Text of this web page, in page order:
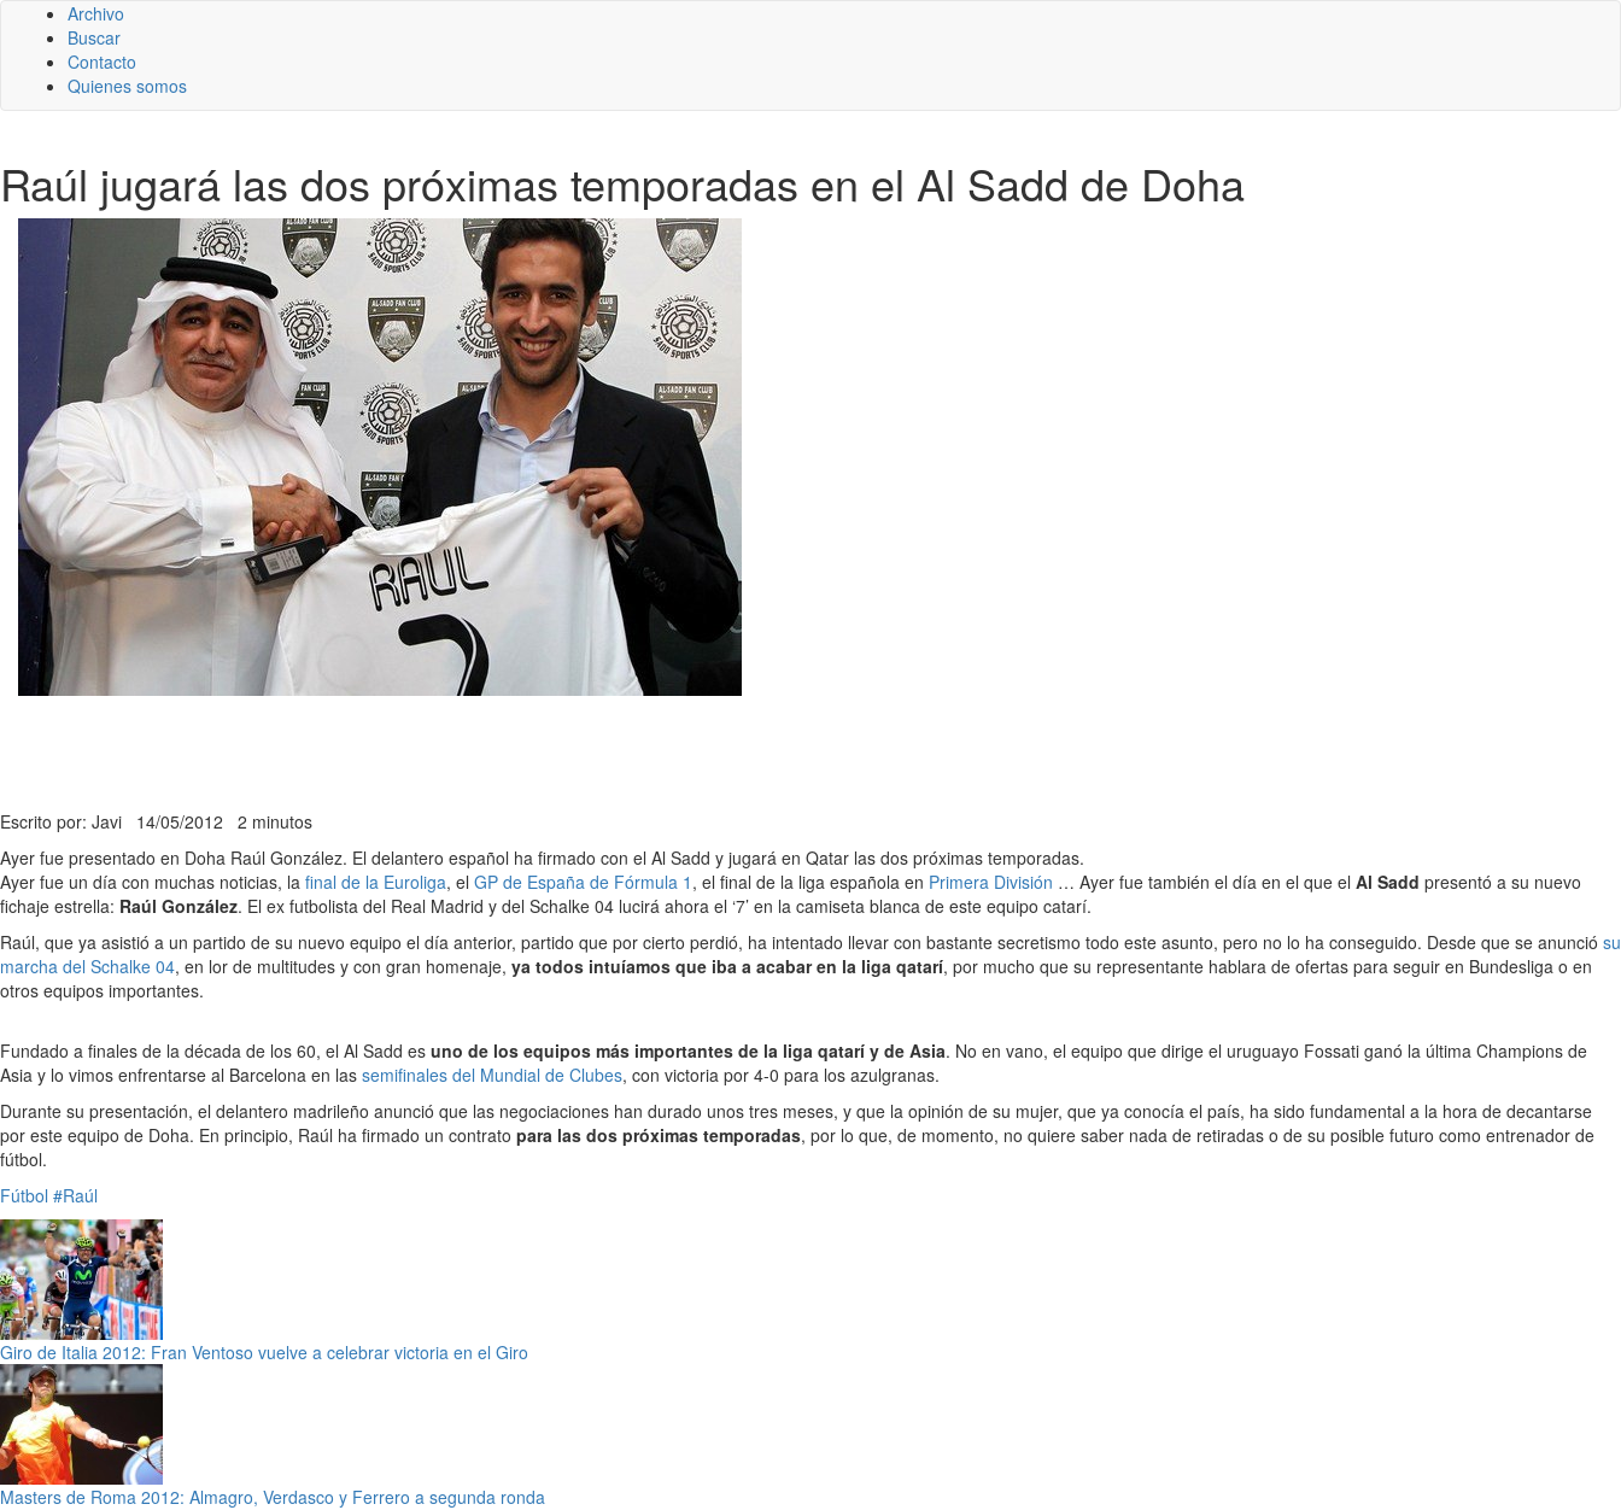
Archivo
Buscar
Contacto
Quienes somos
Raúl jugará las dos próximas temporadas en el Al Sadd de Doha
Escrito por: Javi 14/05/2012 2 minutos
Ayer fue presentado en Doha Raúl González. El delantero español ha firmado con el Al Sadd y jugará en Qatar las dos próximas temporadas.
Ayer fue un día con muchas noticias, la final de la Euroliga, el GP de España de Fórmula 1 , el final de la liga española en Primera División … Ayer fue también el día en el que el Al Sadd presentó a su nuevo
fichaje estrella: Raúl González. El ex futbolista del Real Madrid y del Schalke 04 lucirá ahora el ‘7’ en la camiseta blanca de este equipo catarí.
Raúl, que ya asistió a un partido de su nuevo equipo el día anterior, partido que por cierto perdió, ha intentado llevar con bastante secretismo todo este asunto, pero no lo ha conseguido. Desde que se anunció su
marcha del Schalke 04, en lor de multitudes y con gran homenaje, ya todos intuíamos que iba a acabar en la liga qatarí, por mucho que su representante hablara de ofertas para seguir en Bundesliga o en
otros equipos importantes.
Fundado a finales de la década de los 60, el Al Sadd es uno de los equipos más importantes de la liga qatarí y de Asia. No en vano, el equipo que dirige el uruguayo Fossati ganó la última Champions de
Asia y lo vimos enfrentarse al Barcelona en las semifinales del Mundial de Clubes, con victoria por 4-0 para los azulgranas.
Durante su presentación, el delantero madrileño anunció que las negociaciones han durado unos tres meses, y que la opinión de su mujer, que ya conocía el país, ha sido fundamental a la hora de decantarse
por este equipo de Doha. En principio, Raúl ha firmado un contrato para las dos próximas temporadas, por lo que, de momento, no quiere saber nada de retiradas o de su posible futuro como entrenador de
fútbol.
Fútbol #Raúl
Giro de Italia 2012: Fran Ventoso vuelve a celebrar victoria en el Giro
Masters de Roma 2012: Almagro, Verdasco y Ferrero a segunda ronda